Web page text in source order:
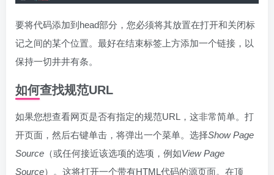
要将代码添加到head部分，您必须将其放置在打开和关闭标
记之间的某个位置。最好在结束标签上方添加一个链接，以
保持一切井井有条。
如何查找规范URL
如果您想查看网页是否有指定的规范URL，这非常简单。打
开页面，然后右键单击，将弹出一个菜单。选择Show Page
Source （或任何接近该选项的选项，例如View Page
Source）。这将打开一个带有HTML代码的源页面。在顶